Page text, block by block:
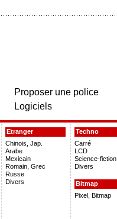
Proposer une police
Logiciels
Etranger
Chinois, Jap.
Arabe
Mexicain
Romain, Grec
Russe
Divers
Techno
Carré
LCD
Science-fiction
Divers
Bitmap
Pixel, Bitmap